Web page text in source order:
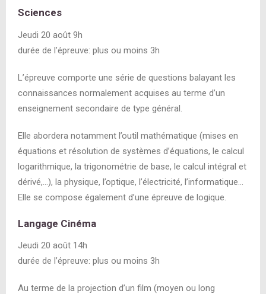
Sciences
Jeudi 20 août 9h
durée de l’épreuve: plus ou moins 3h
L’épreuve comporte une série de questions balayant les
connaissances normalement acquises au terme d’un
enseignement secondaire de type général.
Elle abordera notamment l’outil mathématique (mises en
équations et résolution de systèmes d’équations, le calcul
logarithmique, la trigonométrie de base, le calcul intégral et
dérivé,…), la physique, l’optique, l’électricité, l’informatique…
Elle se compose également d’une épreuve de logique.
Langage Cinéma
Jeudi 20 août 14h
durée de l’épreuve: plus ou moins 3h
Au terme de la projection d’un film (moyen ou long